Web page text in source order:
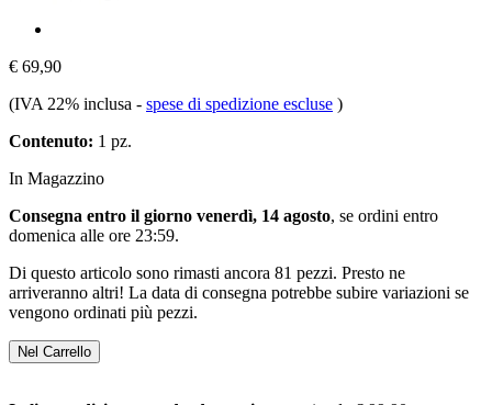
€ 69,90
(IVA 22% inclusa - spese di spedizione escluse )
Contenuto: 1 pz.
In Magazzino
Consegna entro il giorno venerdì, 14 agosto, se ordini entro
domenica alle ore 23:59.
Di questo articolo sono rimasti ancora 81 pezzi. Presto ne
arriveranno altri! La data di consegna potrebbe subire variazioni se
vengono ordinati più pezzi.
Nel Carrello